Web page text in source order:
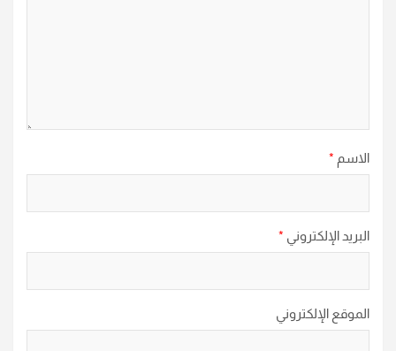
الاسم *
البريد الإلكتروني *
الموقع الإلكتروني